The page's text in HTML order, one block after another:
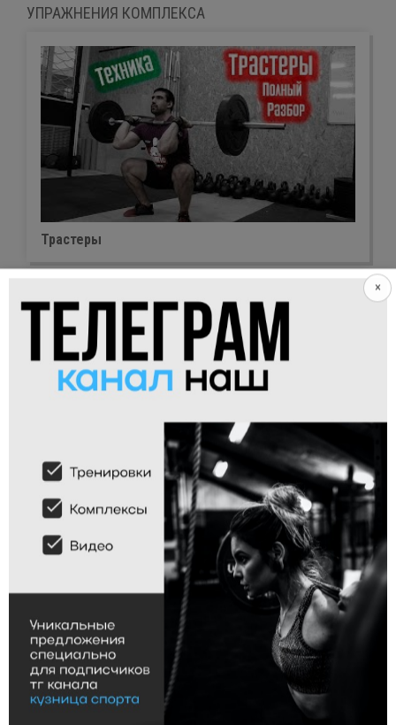
УПРАЖНЕНИЯ КОМПЛЕКСА
Трастеры
Подносы ног к перекладине киппингом
×